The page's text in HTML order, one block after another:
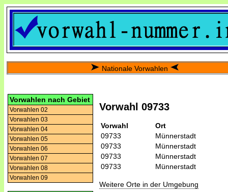
Nationale Vorwahlen
Vorwahlen nach Gebiet
Vorwahlen 02
Vorwahlen 03
Vorwahlen 04
Vorwahlen 05
Vorwahlen 06
Vorwahlen 07
Vorwahlen 08
Vorwahlen 09
Vorwahl 09733
Vorwahl
Ort
09733
Münnerstadt
09733
Münnerstadt
09733
Münnerstadt
09733
Münnerstadt
Weitere Orte in der Umgebung